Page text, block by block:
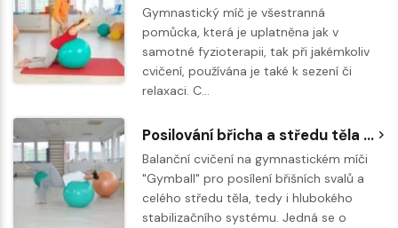
Gymnastický míč je všestranná
pomůcka, která je uplatněna jak v
samotné fyzioterapii, tak při jakémkoliv
cvičení, používána je také k sezení či
relaxaci. C…
Posilování břicha a středu těla na gymnastickém míči
Balanční cvičení na gymnastickém míči
"Gymball" pro posílení břišních svalů a
celého středu těla, tedy i hlubokého
stabilizačního systému. Jedná se o